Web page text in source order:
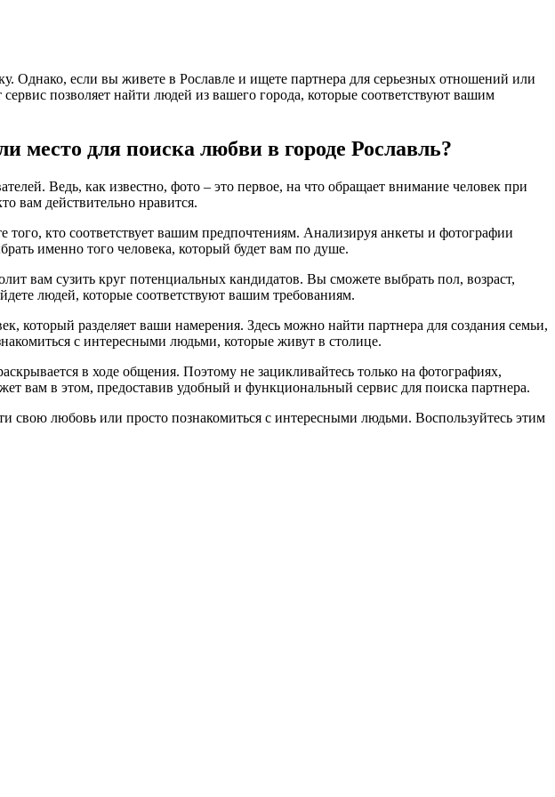
Однако, если вы живете в Рославле и ищете партнера для серьезных отношений или
позволяет найти людей из вашего города, которые соответствуют вашим
место для поиска любви в городе Рославль?
Ведь, как известно, фото – это первое, на что обращает внимание человек при
вам действительно нравится.
того, кто соответствует вашим предпочтениям. Анализируя анкеты и фотографии
именно того человека, который будет вам по душе.
вам сузить круг потенциальных кандидатов. Вы сможете выбрать пол, возраст,
людей, которые соответствуют вашим требованиям.
который разделяет ваши намерения. Здесь можно найти партнера для создания семьи,
с интересными людьми, которые живут в столице.
в ходе общения. Поэтому не зацикливайтесь только на фотографиях,
вам в этом, предоставив удобный и функциональный сервис для поиска партнера.
свою любовь или просто познакомиться с интересными людьми. Воспользуйтесь этим